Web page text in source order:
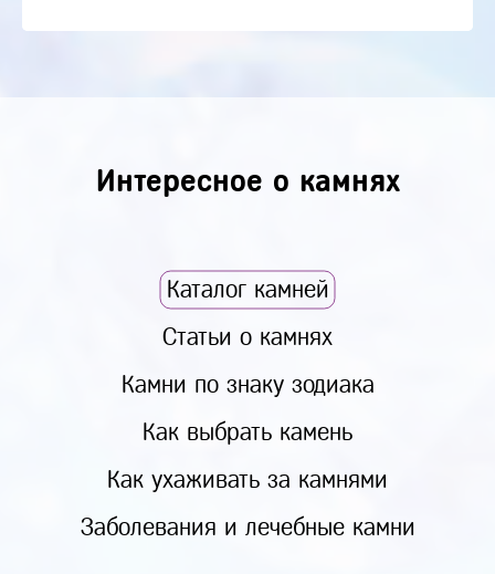
Интересное о камнях
Каталог камней
Статьи о камнях
Камни по знаку зодиака
Как выбрать камень
Как ухаживать за камнями
Заболевания и лечебные камни